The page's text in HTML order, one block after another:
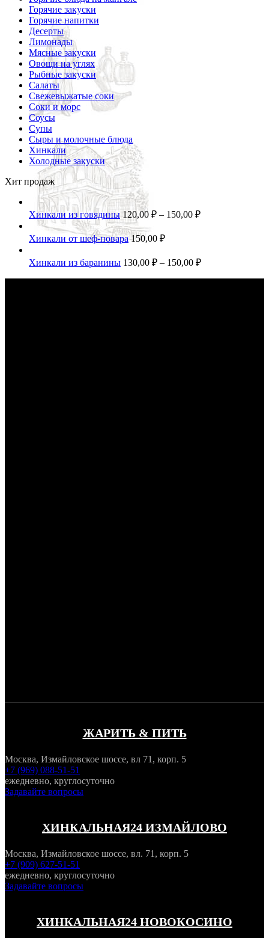
Горячие закуски
Горячие напитки
Десерты
Лимонады
Мясные закуски
Овощи на углях
Рыбные закуски
Салаты
Свежевыжатые соки
Соки и морс
Соусы
Супы
Сыры и молочные блюда
Хинкали
Холодные закуски
Хит продаж
Хинкали из говядины 120,00 ₽ – 150,00 ₽
Хинкали от шеф-повара 150,00 ₽
Хинкали из баранины 130,00 ₽ – 150,00 ₽
ЖАРИТЬ & ПИТЬ
Москва, Измайловское шоссе, вл 71, корп. 5
+7 (969) 088-51-51
ежедневно, круглосуточно
Задавайте вопросы
ХИНКАЛЬНАЯ24 ИЗМАЙЛОВО
Москва, Измайловское шоссе, вл. 71, корп. 5
+7 (909) 627-51-51
ежедневно, круглосуточно
Задавайте вопросы
ХИНКАЛЬНАЯ24 НОВОКОСИНО